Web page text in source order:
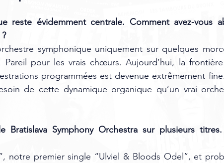
reste évidemment centrale. Comment avez-vous
symphonique uniquement sur quelques
Pareil pour les vrais chœurs. Aujourd’hui, la
programmées est devenue extrêmement
de cette dynamique organique qu’un vrai
Bratislava Symphony Orchestra sur plusieurs
notre premier single “Ulviel & Bloods Odel”, et